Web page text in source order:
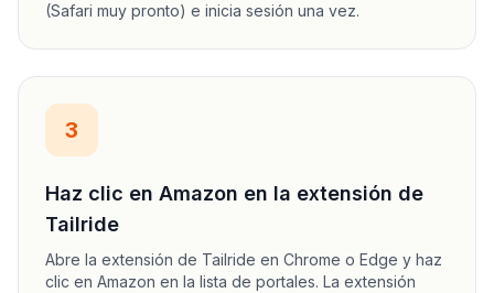
(Safari muy pronto) e inicia sesión una vez.
3
Haz clic en Amazon en la extensión de
Tailride
Abre la extensión de Tailride en Chrome o Edge y haz
clic en Amazon en la lista de portales. La extensión